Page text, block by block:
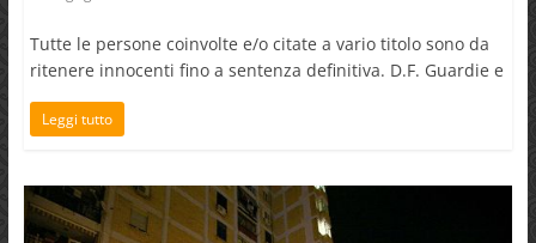
Tutte le persone coinvolte e/o citate a vario titolo sono da
ritenere innocenti fino a sentenza definitiva. D.F. Guardie e
Leggi tutto